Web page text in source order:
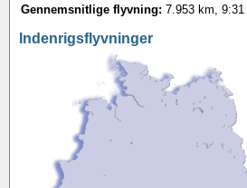
Gennemsnitlige flyvning: 7.953 km, 9:31
Indenrigsflyvninger